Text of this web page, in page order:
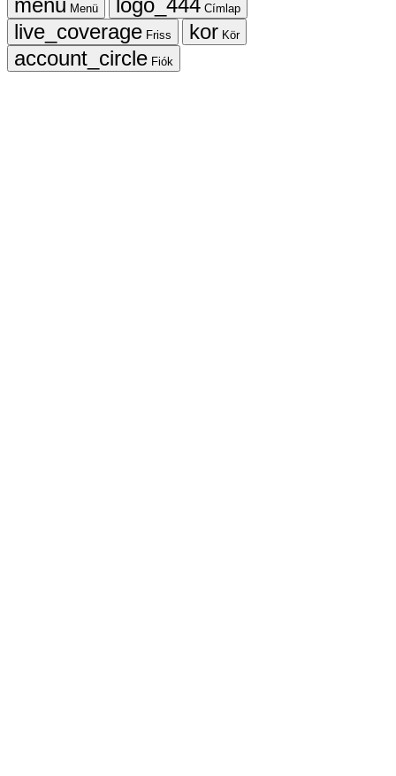
Menü
Címlap
Friss
Kör
Fiók